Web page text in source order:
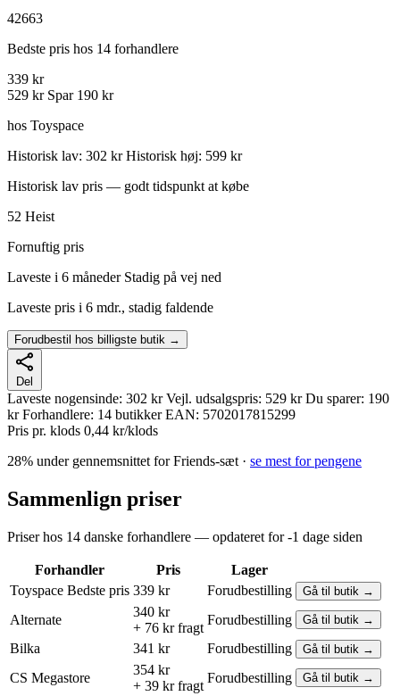
42663
Bedste pris hos 14 forhandlere
339 kr
529 kr Spar 190 kr
hos Toyspace
Historisk lav: 302 kr Historisk høj: 599 kr
Historisk lav pris — godt tidspunkt at købe
52 Heist
Fornuftig pris
Laveste i 6 måneder Stadig på vej ned
Laveste pris i 6 mdr., stadig faldende
Forudbestil hos billigste butik →
Del
Laveste nogensinde: 302 kr Vejl. udsalgspris: 529 kr Du sparer: 190
kr Forhandlere: 14 butikker EAN: 5702017815299
Pris pr. klods 0,44 kr/klods
28% under gennemsnittet for Friends-sæt · se mest for pengene
Sammenlign priser
Priser hos 14 danske forhandlere — opdateret for -1 dage siden
Forhandler Pris
Lager
Toyspace Bedste pris 339 kr Forudbestilling Gå til butik →
Alternate
340 kr
+ 76 kr fragt
Forudbestilling Gå til butik →
Bilka 341 kr Forudbestilling Gå til butik →
CS Megastore
354 kr
+ 39 kr fragt
Forudbestilling Gå til butik →